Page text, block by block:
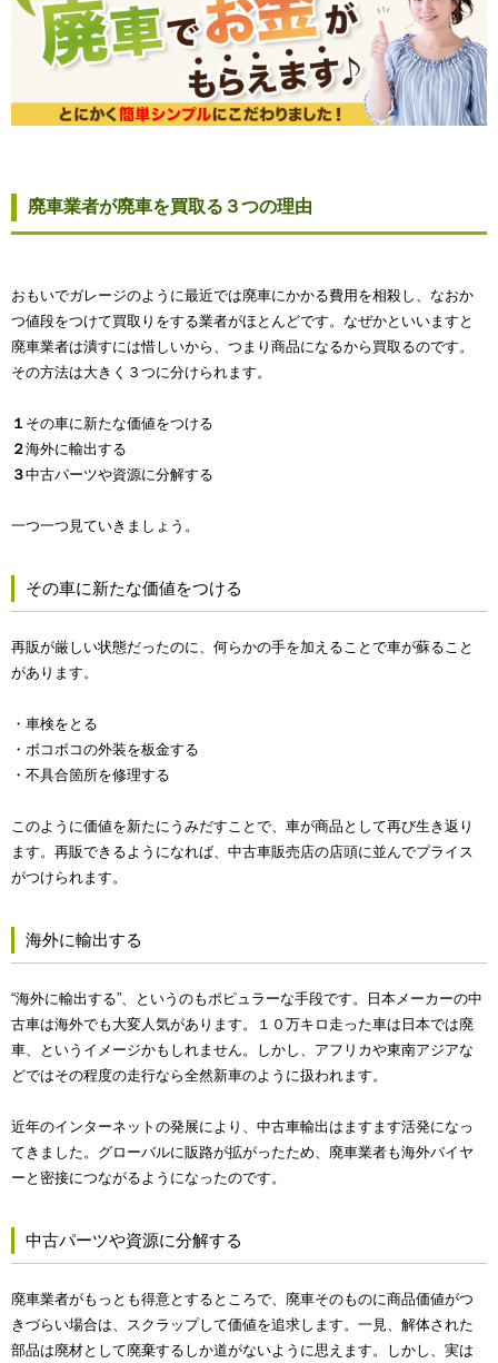
廃車業者が廃車を買取る３つの理由
おもいでガレージのように最近では廃車にかかる費用を相殺し、なおか
つ値段をつけて買取りをする業者がほとんどです。なぜかといいますと
廃車業者は潰すには惜しいから、つまり商品になるから買取るのです。
その方法は大きく３つに分けられます。
１ その車に新たな価値をつける
２海外に輸出する
３中古パーツや資源に分解する
一つ一つ見ていきましょう。
その車に新たな価値をつける
再販が厳しい状態だったのに、何らかの手を加えることで車が蘇ること
があります。
・車検をとる
・ボコボコの外装を板金する
・不具合箇所を修理する
このように価値を新たにうみだすことで、車が商品として再び生き返り
ます。再販できるようになれば、中古車販売店の店頭に並んでプライス
がつけられます。
海外に輸出する
“海外に輸出する”、というのもポピュラーな手段です。日本メーカーの中
古車は海外でも大変人気があります。１０万キロ走った車は日本では廃
車、というイメージかもしれません。しかし、アフリカや東南アジアな
どではその程度の走行なら全然新車のように扱われます。
近年のインターネットの発展により、中古車輸出はますます活発になっ
てきました。グローバルに販路が拡がったため、廃車業者も海外バイヤ
ーと密接につながるようになったのです。
中古パーツや資源に分解する
廃車業者がもっとも得意とするところで、廃車そのものに商品価値がつ
きづらい場合は、スクラップして価値を追求します。一見、解体された
部品は廃材として廃棄するしか道がないように思えます。しかし、実は